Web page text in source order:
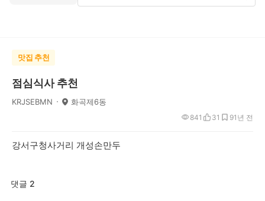
맛집 추천
점심식사 추천
KRJSEBMN 화곡제6동
1년 전
841 31 9
강서구청사거리 개성손만두
댓글 2